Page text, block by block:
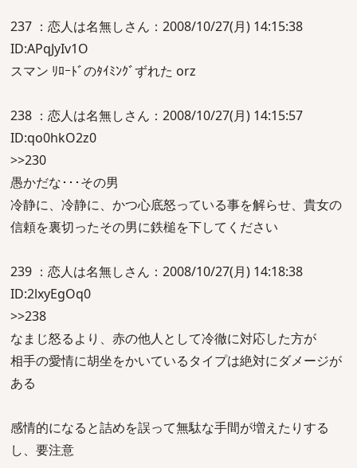
237 ：恋人は名無しさん：2008/10/27(月) 14:15:38
ID:APqJyIv1O
スマン ﾘﾛｰﾄﾞのﾀｲﾐﾝｸﾞずれた orz
238 ：恋人は名無しさん：2008/10/27(月) 14:15:57
ID:qo0hkO2z0
>>230
愚かだな･･･その男
冷静に、冷静に、かつ心底怒っている事を解らせ、貴女の
信頼を裏切ったその男に鉄槌を下してください
239 ：恋人は名無しさん：2008/10/27(月) 14:18:38
ID:2lxyEgOq0
>>238
なまじ怒るより、赤の他人として冷徹に対応した方が
相手の愛情に胡坐をかいているタイプは絶対にダメージが
ある
感情的になると詰めを誤って無駄な手間が増えたりする
し、要注意